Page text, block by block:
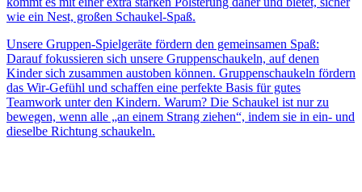
wie ein Nest, großen Schaukel-Spaß.
Unsere Gruppen-Spielgeräte fördern den gemeinsamen Spaß:
Darauf fokussieren sich unsere Gruppenschaukeln, auf denen
Kinder sich zusammen austoben können. Gruppenschaukeln fördern
das Wir-Gefühl und schaffen eine perfekte Basis für gutes
Teamwork unter den Kindern. Warum? Die Schaukel ist nur zu
bewegen, wenn alle „an einem Strang ziehen“, indem sie in ein- und
dieselbe Richtung schaukeln.